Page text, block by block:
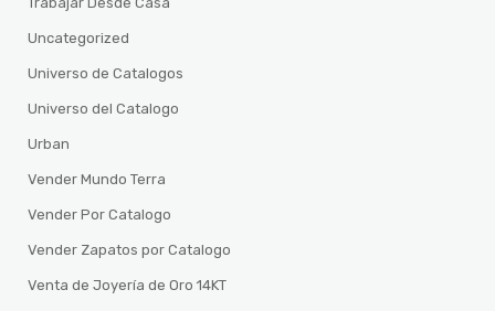
Uncategorized
Universo de Catalogos
Universo del Catalogo
Urban
Vender Mundo Terra
Vender Por Catalogo
Vender Zapatos por Catalogo
Venta de Joyería de Oro 14KT